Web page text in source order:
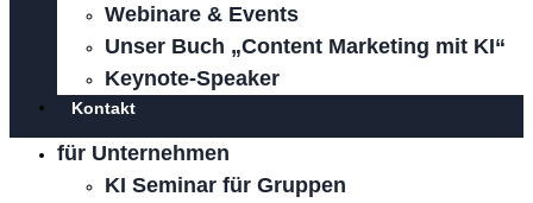
Webinare & Events
Unser Buch „Content Marketing mit KI“
Keynote-Speaker
Kontakt
für Unternehmen
KI Seminar für Gruppen